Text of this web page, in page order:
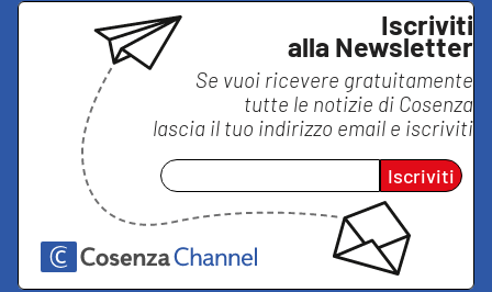
Iscriviti
alla Newsletter
Se vuoi ricevere gratuitamente
tutte le notizie di Cosenza
lascia il tuo indirizzo email e iscriviti
Iscriviti